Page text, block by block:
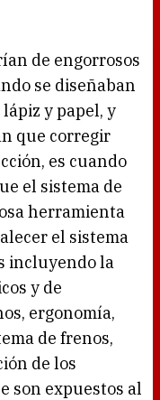
de engorrosos
se diseñaban
y papel, y
que corregir
es cuando
el sistema de
herramienta
el sistema
incluyendo la
y de
ergonomía,
de frenos,
de los
son expuestos al